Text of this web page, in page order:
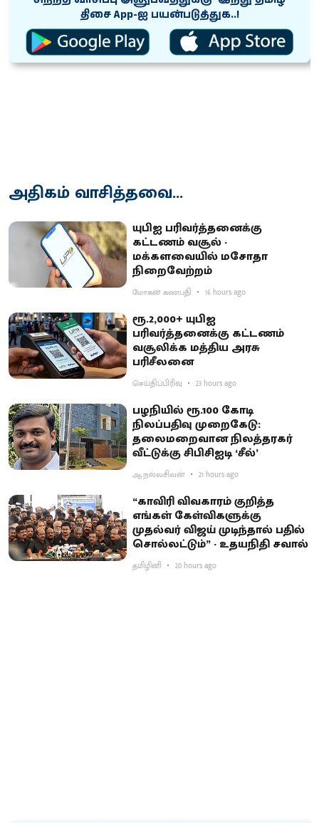
திசை App-ஐ பயன்படுத்துக..!
அதிகம் வாசித்தவை...
யுபிஐ பரிவர்த்தனைக்கு
கட்டணம் வசூல் -
மக்களவையில் மசோதா
நிறைவேற்றம்
மோகன் கணபதி 16 hours ago
ரூ.2,000+ யுபிஐ
பரிவர்த்தனைக்கு கட்டணம்
வசூலிக்க மத்திய அரசு
பரிசீலனை
செய்திப்பிரிவு 23 hours ago
பழநியில் ரூ.100 கோடி
நிலப்பதிவு முறைகேடு:
தலைமறைவான நிலத்தரகர்
வீட்டுக்கு சிபிசிஐடி ‘சீல்’
ஆ.நல்லசிவன் 21 hours ago
“காவிரி விவகாரம் குறித்த
எங்கள் கேள்விகளுக்கு
முதல்வர் விஜய் முடிந்தால் பதில்
சொல்லட்டும்” - உதயநிதி சவால்
தமிழினி 20 hours ago